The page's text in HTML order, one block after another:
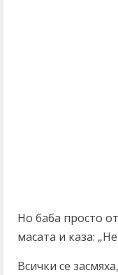
Но баба просто
масата и каза:
Всички се